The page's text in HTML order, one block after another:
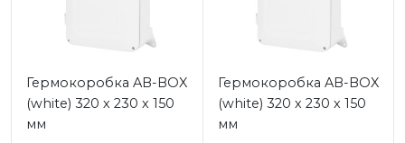
Гермокоробка AB-BOX
(white) 320 х 230 х 150
мм
Гермокоробка AB-BOX
(white) 320 х 230 х 150
мм